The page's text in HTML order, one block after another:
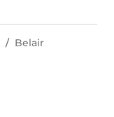
Belair